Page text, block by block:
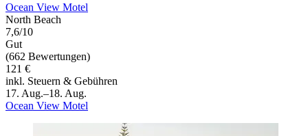
Ocean View Motel
North Beach
7,6/10
Gut
(662 Bewertungen)
121 €
inkl. Steuern & Gebühren
17. Aug.–18. Aug.
Ocean View Motel